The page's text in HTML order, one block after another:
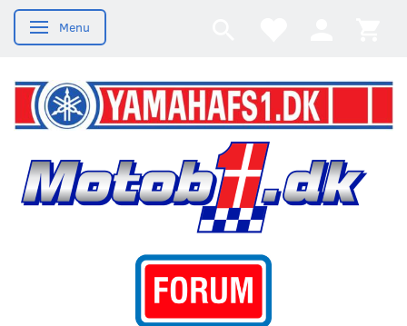
Skifte navigation
Menu